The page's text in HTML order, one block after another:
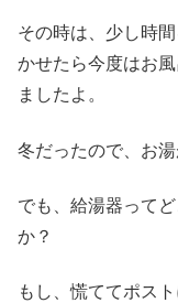
その時は、少し時
かせたら今度はお
ましたよ。
冬だったので、お
でも、給湯器って
か？
もし、慌ててポス